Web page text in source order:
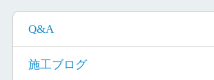
Q&A
施工ブログ